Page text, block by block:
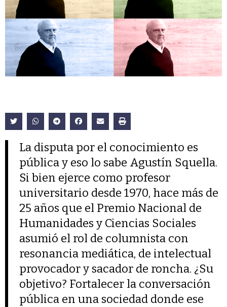
La disputa por el conocimiento es
pública y eso lo sabe Agustín Squella.
Si bien ejerce como profesor
universitario desde 1970, hace más de
25 años que el Premio Nacional de
Humanidades y Ciencias Sociales
asumió el rol de columnista con
resonancia mediática, de intelectual
provocador y sacador de roncha. ¿Su
objetivo? Fortalecer la conversación
pública en una sociedad donde ese